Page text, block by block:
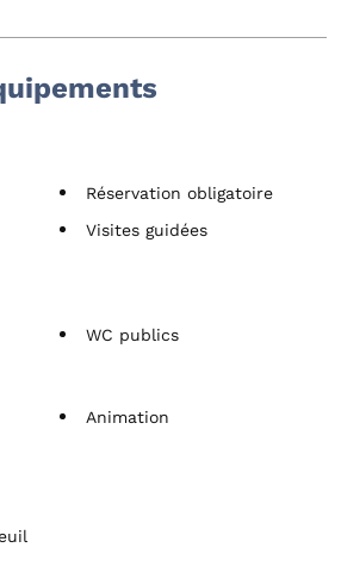
Réservation obligatoire
Visites guidées
WC publics
Animation